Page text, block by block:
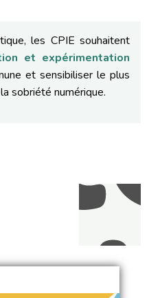
les CPIE souhaitent
et expérimentation
et sensibiliser le plus
sobriété numérique.